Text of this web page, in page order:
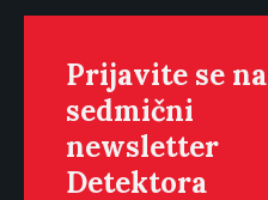
Prijavite se na
sedmični
newsletter
Detektora